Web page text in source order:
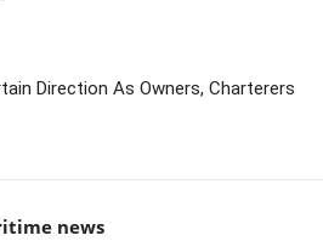
Direction As Owners, Charterers
news